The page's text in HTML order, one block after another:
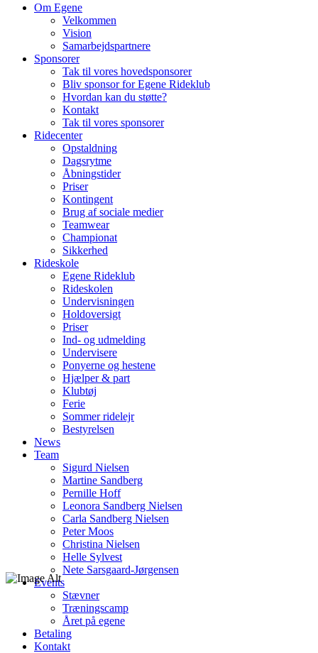
Om Egene
Velkommen
Vision
Samarbejdspartnere
Sponsorer
Tak til vores hovedsponsorer
Bliv sponsor for Egene Rideklub
Hvordan kan du støtte?
Kontakt
Tak til vores sponsorer
Ridecenter
Opstaldning
Dagsrytme
Åbningstider
Priser
Kontingent
Brug af sociale medier
Teamwear
Championat
Sikkerhed
Rideskole
Egene Rideklub
Rideskolen
Undervisningen
Holdoversigt
Priser
Ind- og udmelding
Undervisere
Ponyerne og hestene
Hjælper & part
Klubtøj
Ferie
Sommer ridelejr
Bestyrelsen
News
Team
Sigurd Nielsen
Martine Sandberg
Pernille Hoff
Leonora Sandberg Nielsen
Carla Sandberg Nielsen
Peter Moos
Christina Nielsen
Helle Sylvest
Nete Sarsgaard-Jørgensen
Events
Stævner
Træningscamp
Året på egene
Betaling
Kontakt